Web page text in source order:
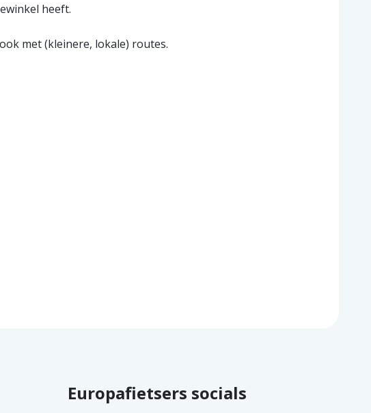
heeft.
met (kleinere, lokale) routes.
Europafietsers socials